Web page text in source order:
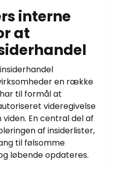
interne
at
en række
til formål at
videregivelse
En central del af
af insiderlister,
til følsomme
løbende opdateres.